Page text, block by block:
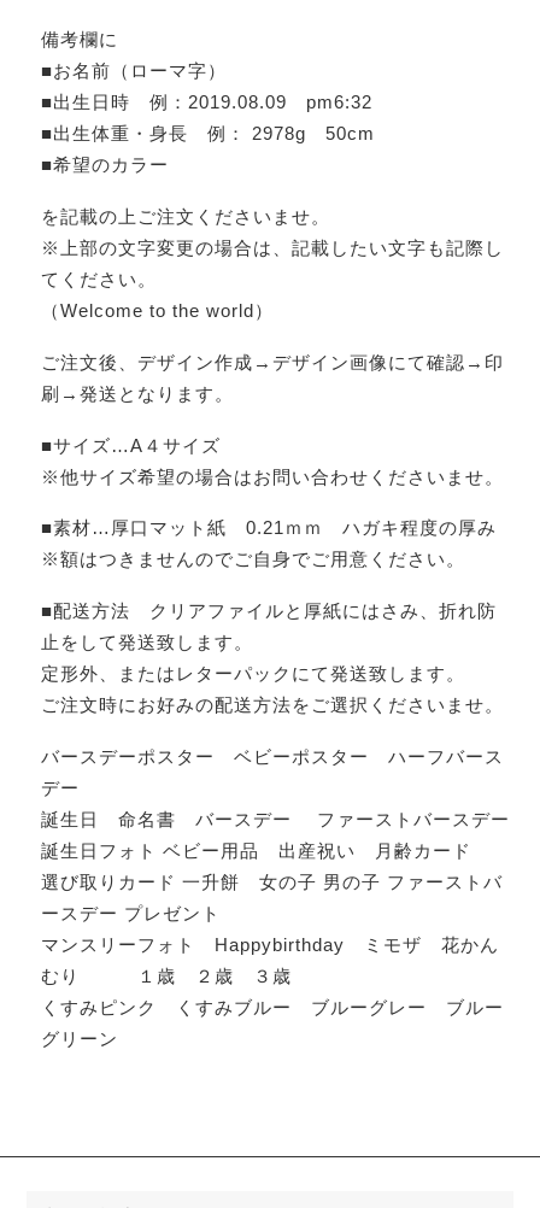
備考欄に
■お名前（ローマ字）
■出生日時 例：2019.08.09 pm6:32
■出生体重・身長 例： 2978g 50cm
■希望のカラー
を記載の上ご注文くださいませ。
※上部の文字変更の場合は、記載したい文字も記際し
てください。
（Welcome to the world）
ご注文後、デザイン作成→デザイン画像にて確認→印
刷→発送となります。
■サイズ…A４サイズ
※他サイズ希望の場合はお問い合わせくださいませ。
■素材…厚口マット紙 0.21ｍｍ ハガキ程度の厚み
※額はつきませんのでご自身でご用意ください。
■配送方法 クリアファイルと厚紙にはさみ、折れ防
止をして発送致します。
定形外、またはレターパックにて発送致します。
ご注文時にお好みの配送方法をご選択くださいませ。
バースデーポスター ベビーポスター ハーフバース
デー
誕生日 命名書 バースデー ファーストバースデー
誕生日フォト ベビー用品 出産祝い 月齢カード
選び取りカード 一升餅 女の子 男の子 ファーストバ
ースデー プレゼント
マンスリーフォト Happybirthday ミモザ 花かん
むり １歳 ２歳 ３歳
くすみピンク くすみブルー ブルーグレー ブルー
グリーン